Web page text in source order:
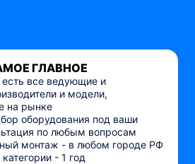
ГЛАВНОЕ
есть все ведующие и
и модели,
на рынке
оборудования под ваши
по любым вопросам
монтаж - в любом городе РФ
- 1 год